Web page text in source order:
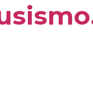
privada Sectorial Jardinería
2024